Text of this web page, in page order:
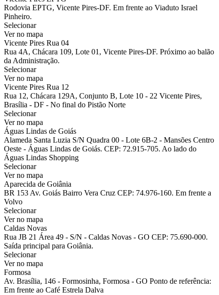
Rodovia EPTG, Vicente Pires-DF. Em frente ao Viaduto Israel
Pinheiro.
Selecionar
Ver no mapa
Vicente Pires Rua 04
Rua 4A, Chácara 109, Lote 01, Vicente Pires-DF. Próximo ao balão
da Administração.
Selecionar
Ver no mapa
Vicente Pires Rua 12
Rua 12, Chácara 129A, Conjunto B, Lote 10 - 22 Vicente Pires,
Brasília - DF - No final do Pistão Norte
Selecionar
Ver no mapa
Águas Lindas de Goiás
Alameda Santa Luzia S/N Quadra 00 - Lote 6B-2 - Mansões Centro
Oeste - Águas Lindas de Goiás. CEP: 72.915-705. Ao lado do
Águas Lindas Shopping
Selecionar
Ver no mapa
Aparecida de Goiânia
BR 153 Av. Goiás Bairro Vera Cruz CEP: 74.976-160. Em frente a
Volvo
Selecionar
Ver no mapa
Caldas Novas
Rua JB 21 Área 49 - S/N - Caldas Novas - GO CEP: 75.690-000.
Saída principal para Goiânia.
Selecionar
Ver no mapa
Formosa
Av. Brasília, 146 - Formosinha, Formosa - GO Ponto de referência:
Em frente ao Café Estrela Dalva